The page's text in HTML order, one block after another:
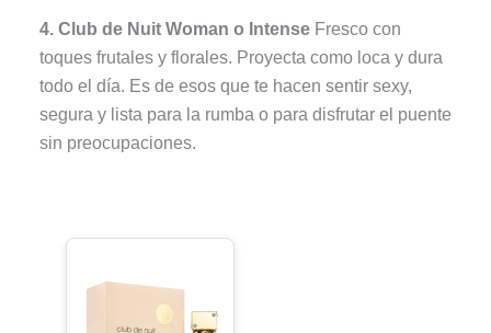
4. Club de Nuit Woman o Intense Fresco con
toques frutales y florales. Proyecta como loca y dura
todo el día. Es de esos que te hacen sentir sexy,
segura y lista para la rumba o para disfrutar el puente
sin preocupaciones.